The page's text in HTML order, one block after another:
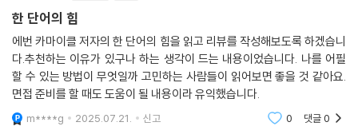
자, 이제 당신이 답할 차례다. 당신의 한 단어는 무엇인가? 가장 실용적이
고 실천적인 성공 방법으로 가득한 이 책을 읽는다면 자신 있게 대답할 수
있을 것이다.
한 단어의 힘
에번 카마이클 저자의 한 단어의 힘을 읽고 리뷰를 작성해보도록 하겠습니
다.추천하는 이유가 있구나 하는 생각이 드는 내용이었습니다. 나를 어필
할 수 있는 방법이 무엇일까 고민하는 사람들이 읽어보면 좋을 것 같아요.
면접 준비를 할 때도 도움이 될 내용이라 유익했습니다.
m****g 2025.07.21. 신고 0 댓글0